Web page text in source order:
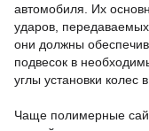
автомобиля.
Их
ударов,
они должны
подвесок в
углы установки колес
Чаще полимерные